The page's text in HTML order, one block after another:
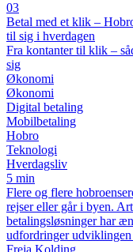
03
Betal med et klik –
til sig i hverdagen
Fra kontanter til klik –
sig
Økonomi
Økonomi
Digital betaling
Mobilbetaling
Hobro
Teknologi
Hverdagsliv
5 min
Flere og flere
rejser eller går i byen.
betalingsløsninger har
udfordringer
Freja Kolding